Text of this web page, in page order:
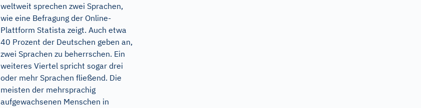
weltweit sprechen zwei Sprachen,
wie eine Befragung der Online-
Plattform Statista zeigt. Auch etwa
40 Prozent der Deutschen geben an,
zwei Sprachen zu beherrschen. Ein
weiteres Viertel spricht sogar drei
oder mehr Sprachen fließend. Die
meisten der mehrsprachig
aufgewachsenen Menschen in